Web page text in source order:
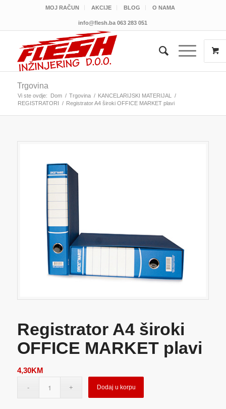
MOJ RAČUN AKCIJE BLOG O NAMA
info@flesh.ba 063 283 051
Trgovina
Vi ste ovdje: Dom / Trgovina / KANCELARIJSKI MATERIJAL
/
REGISTRATORI / Registrator A4 široki OFFICE MARKET plavi
Registrator A4 široki
OFFICE MARKET plavi
4,30KM
Dodaj u korpu